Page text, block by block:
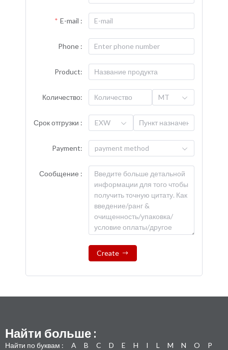
E-mail :
Phone :
Product:
Количество: MT
Срок отгрузки : EXW
Payment: payment method
Сообщение :
Create
Найти больше :
Найти по буквам : A B C D E H I L M N O
P